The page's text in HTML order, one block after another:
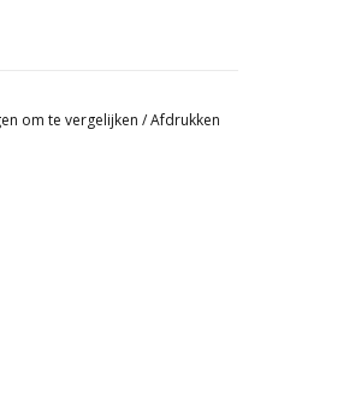
om te vergelijken /Afdrukken